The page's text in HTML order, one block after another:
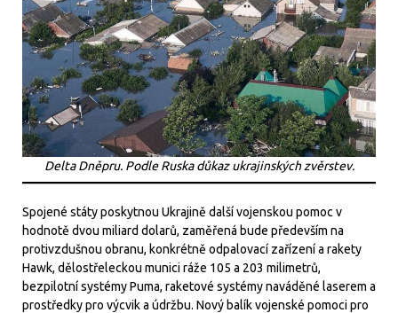
Delta Dněpru. Podle Ruska důkaz ukrajinských zvěrstev.
Spojené státy poskytnou Ukrajině další vojenskou pomoc v
hodnotě dvou miliard dolarů, zaměřená bude především na
protivzdušnou obranu, konkrétně odpalovací zařízení a rakety
Hawk, dělostřeleckou munici ráže 105 a 203 milimetrů,
bezpilotní systémy Puma, raketové systémy naváděné laserem a
prostředky pro výcvik a údržbu. Nový balík vojenské pomoci pro